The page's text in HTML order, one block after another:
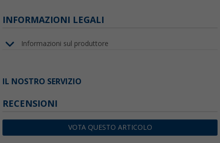
INFORMAZIONI LEGALI
Informazioni sul produttore
IL NOSTRO SERVIZIO
RECENSIONI
VOTA QUESTO ARTICOLO